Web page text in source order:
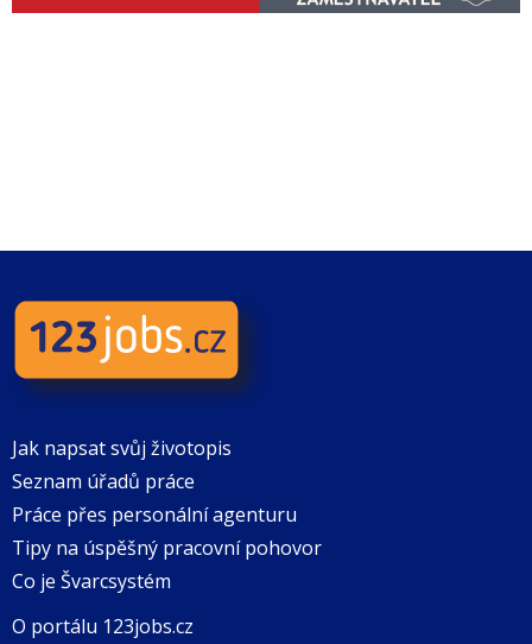
Jak napsat svůj životopis
Seznam úřadů práce
Práce přes personální agenturu
Tipy na úspěšný pracovní pohovor
Co je Švarcsystém
O portálu 123jobs.cz